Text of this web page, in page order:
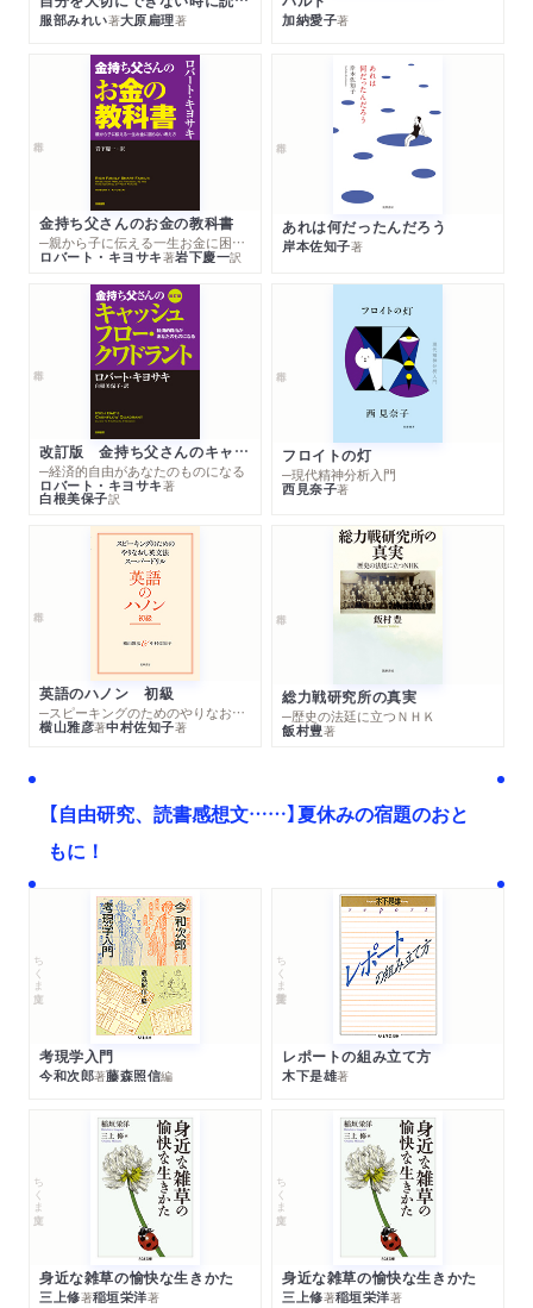
服部みれい著大原扁理著 加納愛子著
金持ち父さんのお金の教科書
─親から子に伝える一生お金に困らない考え方
ロバート・キヨサキ著岩下慶一訳
あれは何だったんだろう
岸本佐知子著
改訂版 金持ち父さんのキャッシュフロー・クワドラント
─経済的自由があなたのものになる
ロバート・キヨサキ著
白根美保子訳
フロイトの灯
─現代精神分析入門
西見奈子著
英語のハノン 初級
─スピーキングのためのやりなおし英文法スーパードリル
横山雅彦著中村佐知子著
総力戦研究所の真実
─歴史の法廷に立つＮＨＫ
飯村豊著
【自由研究、読書感想文……】夏休みの宿題のおと
もに！
ちくま文庫
考現学入門
今和次郎著藤森照信編
ちくま学芸文庫
レポートの組み立て方
木下是雄著
ちくま文庫
身近な雑草の愉快な生きかた
三上修著稲垣栄洋著
ちくま文庫
身近な雑草の愉快な生きかた
三上修著稲垣栄洋著